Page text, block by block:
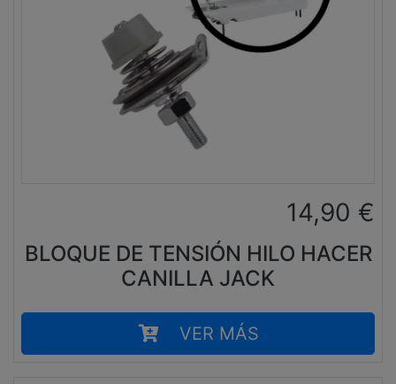
14,90 €
BLOQUE DE TENSIÓN HILO HACER
CANILLA JACK
VER MÁS